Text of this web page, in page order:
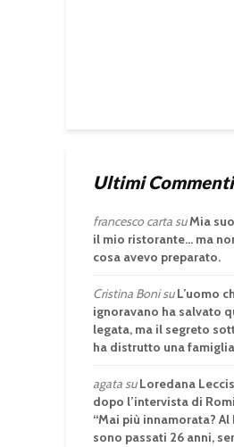
Ultimi Commenti
francesco cartasuMia
il mio ristorante… ma
cosa avevo preparato.
Cristina BonisuL’uomo
ignoravano ha salvato
legata, ma il segreto
ha distrutto una
agatasuLoredana
dopo l’intervista di
“Mai più innamorata? Al
sono passati 26 anni,